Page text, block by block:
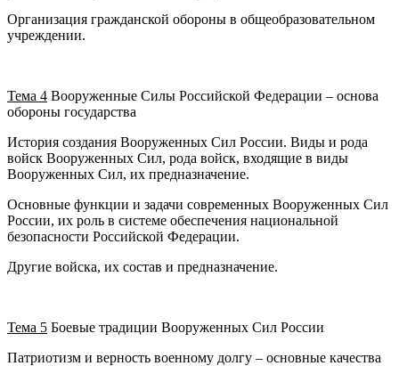
Организация гражданской обороны в общеобразовательном
учреждении.
Тема 4 Вооруженные Силы Российской Федерации – основа
обороны государства
История создания Вооруженных Сил России. Виды и рода
войск Вооруженных Сил, рода войск, входящие в виды
Вооруженных Сил, их предназначение.
Основные функции и задачи современных Вооруженных Сил
России, их роль в системе обеспечения национальной
безопасности Российской Федерации.
Другие войска, их состав и предназначение.
Тема 5 Боевые традиции Вооруженных Сил России
Патриотизм и верность военному долгу – основные качества